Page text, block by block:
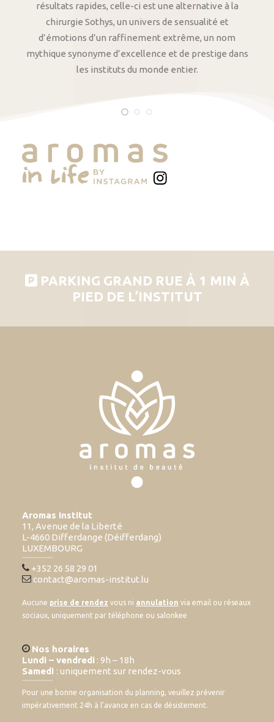
résultats rapides, celle-ci est une alternative à la
chirurgie Sothys, un univers de sensualité et
d’émotions d’un raffinement extrême, un nom
mythique synonyme d’excellence et de prestige dans
les instituts du monde entier.
PARKING GRAND RUE À 1 MIN À
PIED DE L’INSTITUT
Aromas Institut
11, Avenue de la Liberté
L-4660 Differdange (Déifferdang)
LUXEMBOURG
+352 26 58 29 01
contact@aromas-institut.lu
Aucune prise de rendez vous ni annulation via email ou réseaux
sociaux, uniquement par téléphone ou salonkee
Nos horaires
Lundi – vendredi : 9h – 18h
Samedi : uniquement sur rendez-vous
Pour une bonne organisation du planning, veuillez prévenir
impérativement 24h à l’avance en cas de désistement.